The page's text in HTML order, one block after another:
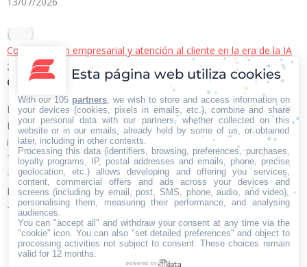
Comunicación empresarial y atención al cliente en la era de la IA
22/06/2026
Contacto Iberian Press
Principales vías de contacto:
E-mail:
info@iberianpress.es
Teléfono:
+34 911863556
Fax:
+34 911863556
Encuéntranos en:
Facebook
page
X
page
YouTube
page
Rss
page
Esta página web utiliza cookies
With our 105 partners , we wish to store and access information on
your devices (cookies, pixels in emails, etc.), combine and share
your personal data with our partners, whether collected on this
website or in our emails, already held by some of us, or obtained
later, including in other contexts.
Processing this data (identifiers, browsing, preferences, purchases,
loyalty programs, IP, postal addresses and emails, phone, precise
geolocation, etc.) allows developing and offering you services,
content, commercial offers and ads across your devices and
screens (including by email, post, SMS, phone, audio, and video),
personalising them, measuring their performance, and analysing
audiences.
You can "accept all" and withdraw your consent at any time via the
"cookie" icon . You can also "set detailed preferences" and object to
processing activities not subject to consent. These choices remain
valid for 12 months.
powered by